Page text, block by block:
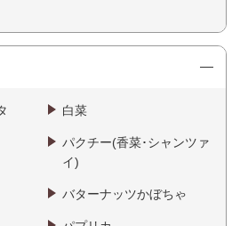
白菜
パクチー(香菜･シャンツァ
イ)
バターナッツかぼちゃ